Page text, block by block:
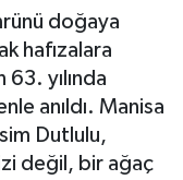
doğaya
hafızalara
63. yılında
anıldı. Manisa
Dutlulu,
değil, bir ağaç